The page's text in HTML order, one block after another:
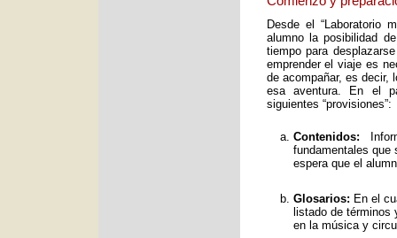
Desde el “Laboratorio
alumno la posibilidad
tiempo para
emprender el viaje es
de acompañar, es decir,
esa aventura. En el
siguientes “provisiones”:
Contenidos:
fundamentales que
espera que el
Glosarios: En el
listado de
en la música y